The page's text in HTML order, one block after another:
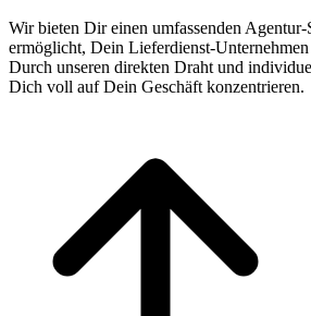
Wir bieten Dir einen umfassenden
ermöglicht, Dein Lieferdienst-
Durch unseren direkten Draht und
Dich voll auf Dein Geschäft konzentrieren.